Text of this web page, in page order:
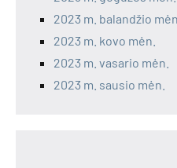
2023 m. balandžio mėn.
2023 m. kovo mėn.
2023 m. vasario mėn.
2023 m. sausio mėn.